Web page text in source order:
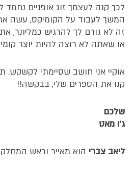
לכך קנה לעצמך זוג אופניים נחמד
המשך לעבוד על הקומיקס, עשה
זה לא גורם לך להרגיש כמליונר,
או שאתה לא רוצה להיות יוצר
אוקיי אני חושב שסיימתי לקשקש.
קנו את הספרים שלי, בבקשה!!
שלכם
ג'ו מאט
ליאב צברי הוא מאייר וראש